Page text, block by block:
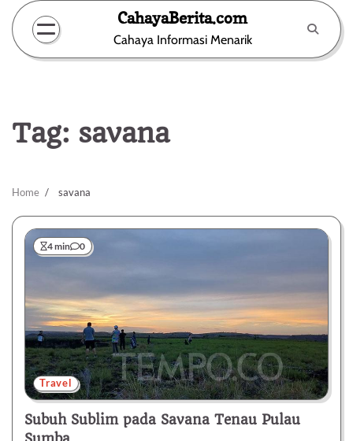
Skip
content
CahayaBerita.com
Cahaya Informasi Menarik
Tag: savana
Home savana
4 min 0
Travel
Subuh Sublim pada Savana Tenau Pulau